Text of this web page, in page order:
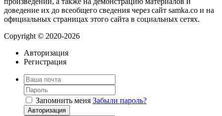
доведение их до всеобщего сведения через сайт samka.co и на
официальных страницах этого сайта в социальных сетях.
Copyright © 2020-2026
Авторизация
Регистрация
Запомнить меня Забыли пароль?
Авторизация